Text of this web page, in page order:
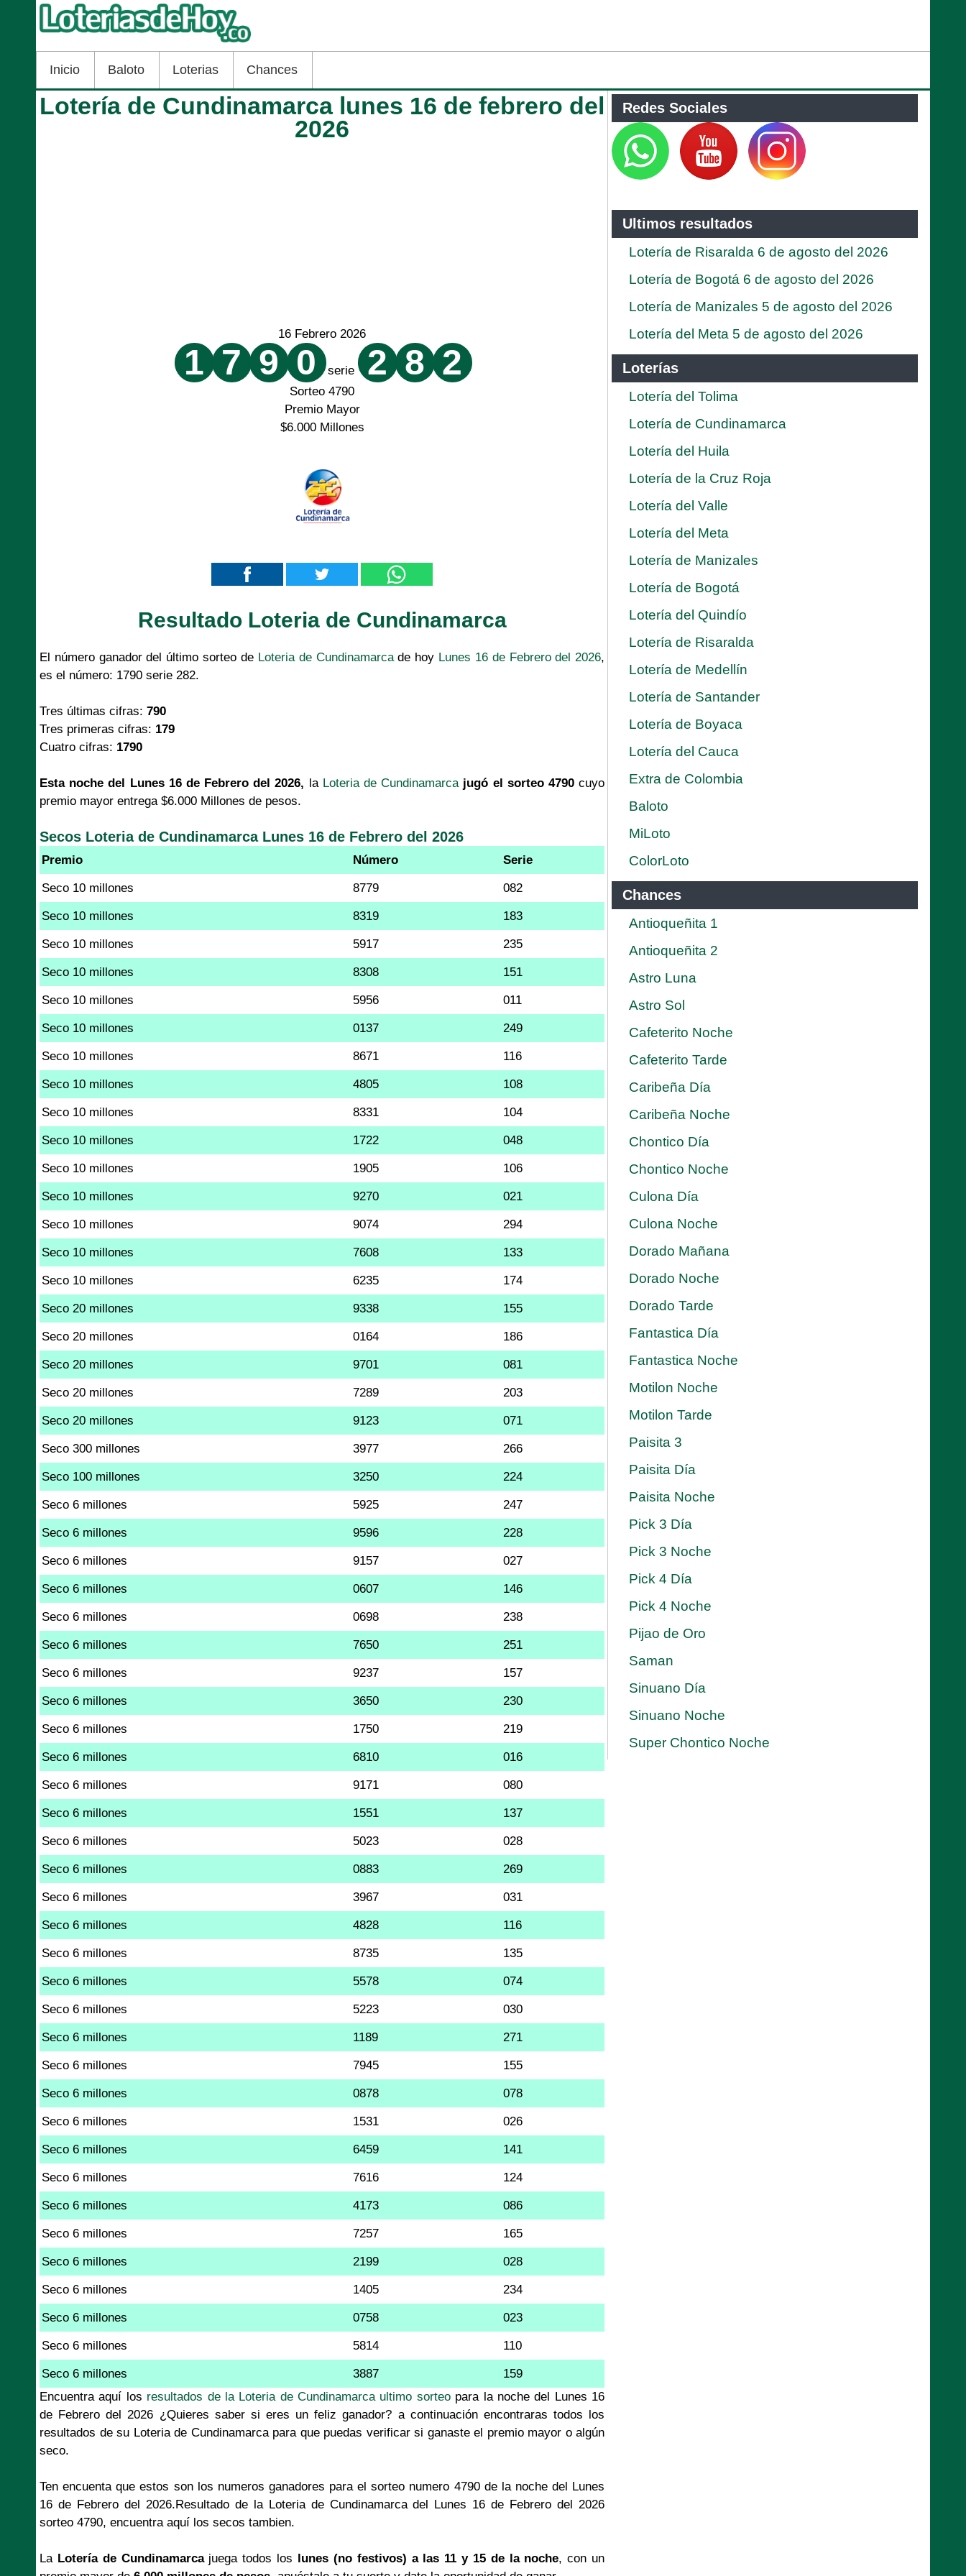
Inicio Baloto Loterias Chances
Lotería de Cundinamarca lunes 16 de febrero del
2026
16 Febrero 2026
1 7 9 0 serie 2 8 2
Sorteo 4790
Premio Mayor
$6.000 Millones
Resultado Loteria de Cundinamarca
El número ganador del último sorteo de Loteria de Cundinamarcade hoy Lunes 16 de Febrero del 2026,
es el número: 1790 serie 282.
Tres últimas cifras: 790
Tres primeras cifras: 179
Cuatro cifras: 1790
Esta noche del Lunes 16 de Febrero del 2026, la Loteria de Cundinamarca jugó el sorteo 4790 cuyo
premio mayor entrega $6.000 Millones de pesos.
Secos Loteria de Cundinamarca Lunes 16 de Febrero del 2026
Premio Número Serie
Seco 10 millones 8779 082
Seco 10 millones 8319 183
Seco 10 millones 5917 235
Seco 10 millones 8308 151
Seco 10 millones 5956 011
Seco 10 millones 0137 249
Seco 10 millones 8671 116
Seco 10 millones 4805 108
Seco 10 millones 8331 104
Seco 10 millones 1722 048
Seco 10 millones 1905 106
Seco 10 millones 9270 021
Seco 10 millones 9074 294
Seco 10 millones 7608 133
Seco 10 millones 6235 174
Seco 20 millones 9338 155
Seco 20 millones 0164 186
Seco 20 millones 9701 081
Seco 20 millones 7289 203
Seco 20 millones 9123 071
Seco 300 millones 3977 266
Seco 100 millones 3250 224
Seco 6 millones 5925 247
Seco 6 millones 9596 228
Seco 6 millones 9157 027
Seco 6 millones 0607 146
Seco 6 millones 0698 238
Seco 6 millones 7650 251
Seco 6 millones 9237 157
Seco 6 millones 3650 230
Seco 6 millones 1750 219
Seco 6 millones 6810 016
Seco 6 millones 9171 080
Seco 6 millones 1551 137
Seco 6 millones 5023 028
Seco 6 millones 0883 269
Seco 6 millones 3967 031
Seco 6 millones 4828 116
Seco 6 millones 8735 135
Seco 6 millones 5578 074
Seco 6 millones 5223 030
Seco 6 millones 1189 271
Seco 6 millones 7945 155
Seco 6 millones 0878 078
Seco 6 millones 1531 026
Seco 6 millones 6459 141
Seco 6 millones 7616 124
Seco 6 millones 4173 086
Seco 6 millones 7257 165
Seco 6 millones 2199 028
Seco 6 millones 1405 234
Seco 6 millones 0758 023
Seco 6 millones 5814 110
Seco 6 millones 3887
159
Encuentra aquí los resultados de la Loteria de Cundinamarca ultimo sorteopara la noche del Lunes 16
de Febrero del 2026 ¿Quieres saber si eres un feliz ganador? a continuación encontraras todos los
resultados de su Loteria de Cundinamarca para que puedas verificar si ganaste el premio mayor o algún
seco.
Ten encuenta que estos son los numeros ganadores para el sorteo numero 4790 de la noche del Lunes
16 de Febrero del 2026.Resultado de la Loteria de Cundinamarca del Lunes 16 de Febrero del 2026
sorteo 4790, encuentra aquí los secos tambien.
La Lotería de Cundinamarcajuega todos los lunes (no festivos) a las 11 y 15 de la noche, con un
Redes Sociales
Ultimos resultados
Lotería de Risaralda 6 de agosto del 2026
Lotería de Bogotá 6 de agosto del 2026
Lotería de Manizales 5 de agosto del 2026
Lotería del Meta 5 de agosto del 2026
Loterías
Lotería del Tolima
Lotería de Cundinamarca
Lotería del Huila
Lotería de la Cruz Roja
Lotería del Valle
Lotería del Meta
Lotería de Manizales
Lotería de Bogotá
Lotería del Quindío
Lotería de Risaralda
Lotería de Medellín
Lotería de Santander
Lotería de Boyaca
Lotería del Cauca
Extra de Colombia
Baloto
MiLoto
ColorLoto
Chances
Antioqueñita 1
Antioqueñita 2
Astro Luna
Astro Sol
Cafeterito Noche
Cafeterito Tarde
Caribeña Día
Caribeña Noche
Chontico Día
Chontico Noche
Culona Día
Culona Noche
Dorado Mañana
Dorado Noche
Dorado Tarde
Fantastica Día
Fantastica Noche
Motilon Noche
Motilon Tarde
Paisita 3
Paisita Día
Paisita Noche
Pick 3 Día
Pick 3 Noche
Pick 4 Día
Pick 4 Noche
Pijao de Oro
Saman
Sinuano Día
Sinuano Noche
Super Chontico Noche